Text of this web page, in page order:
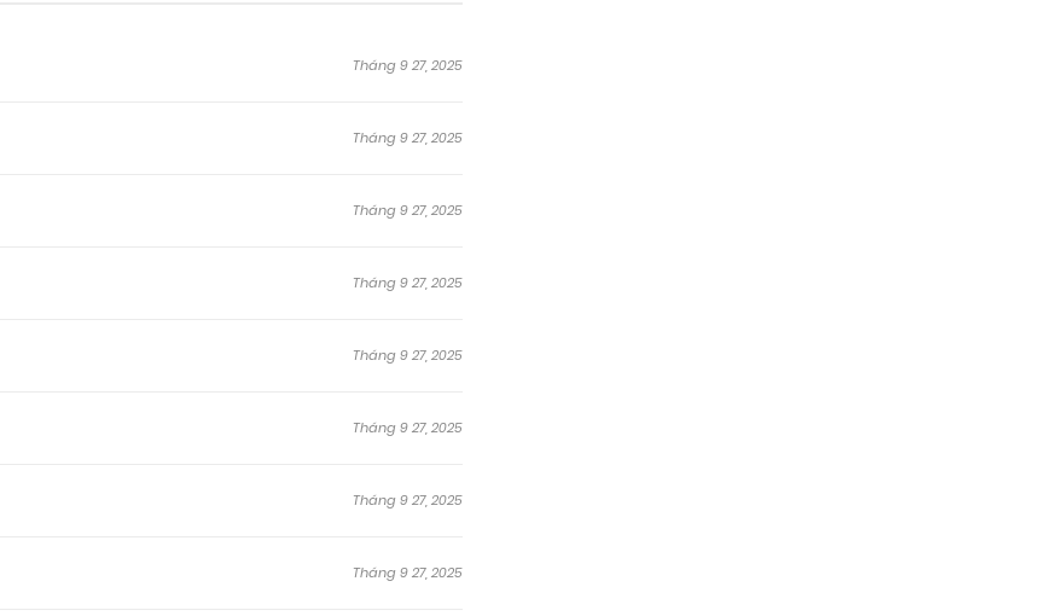
Tháng 9 27, 2025
Tháng 9 27, 2025
Tháng 9 27, 2025
Tháng 9 27, 2025
Tháng 9 27, 2025
Tháng 9 27, 2025
Tháng 9 27, 2025
Tháng 9 27, 2025